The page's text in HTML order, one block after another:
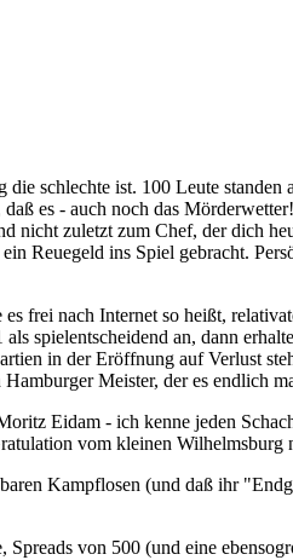
schlechte ist. 100 Leute
es - auch noch das
nicht zuletzt zum Chef, der dich
Reuegeld ins Spiel gebracht.
frei nach Internet so heißt,
spielentscheidend an, dann
in der Eröffnung auf Verlust
Meister, der es
Eidam - ich kenne jeden
vom kleinen Wilhelmsburg
Kampflosen (und daß ihr
von 500 (und eine